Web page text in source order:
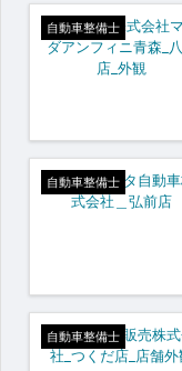
自動車整備士
自動車整備士
自動車整備士